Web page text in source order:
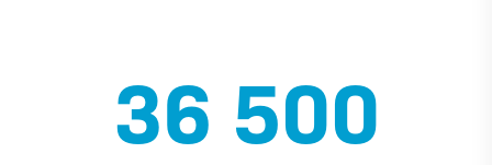
36 500